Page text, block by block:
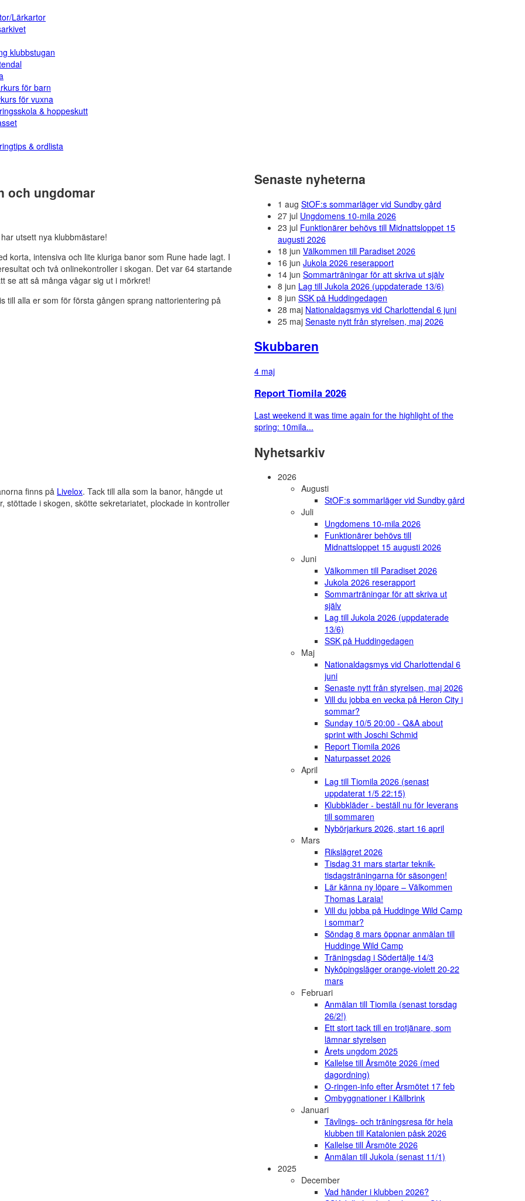
Lärkartor
klubbstugan
för barn
för vuxna
& hoppeskutt
& ordlista
och ungdomar
utsett nya klubbmästare!
korta, intensiva och lite kluriga banor som Rune hade lagt. I
och två onlinekontroller i skogan. Det var 64 startande
se att så många vågar sig ut i mörkret!
till alla er som för första gången sprang nattorientering på
finns på Livelox. Tack till alla som la banor, hängde ut
stöttade i skogen, skötte sekretariatet, plockade in kontroller
Senaste nyheterna
1 aug StOF:s sommarläger vid Sundby gård
27 jul Ungdomens 10-mila 2026
23 jul Funktionärer behövs till Midnattsloppet 15
augusti 2026
18 jun Välkommen till Paradiset 2026
16 jun Jukola 2026 reserapport
14 jun Sommarträningar för att skriva ut själv
8 jun Lag till Jukola 2026 (uppdaterade 13/6)
8 jun SSK på Huddingedagen
28 maj Nationaldagsmys vid Charlottendal 6 juni
25 maj Senaste nytt från styrelsen, maj 2026
Skubbaren
4 maj
Report Tiomila 2026
Last weekend it was time again for the highlight of the
spring: 10mila...
Nyhetsarkiv
2026
Augusti
StOF:s sommarläger vid Sundby gård
Juli
Ungdomens 10-mila 2026
Funktionärer behövs till
Midnattsloppet 15 augusti 2026
Juni
Välkommen till Paradiset 2026
Jukola 2026 reserapport
Sommarträningar för att skriva ut
själv
Lag till Jukola 2026 (uppdaterade
13/6)
SSK på Huddingedagen
Maj
Nationaldagsmys vid Charlottendal 6
juni
Senaste nytt från styrelsen, maj 2026
Vill du jobba en vecka på Heron City i
sommar?
Sunday 10/5 20:00 - Q&A about
sprint with Joschi Schmid
Report Tiomila 2026
Naturpasset 2026
April
Lag till Tiomila 2026 (senast
uppdaterat 1/5 22:15)
Klubbkläder - beställ nu för leverans
till sommaren
Nybörjarkurs 2026, start 16 april
Mars
Rikslägret 2026
Tisdag 31 mars startar teknik-
tisdagsträningarna för säsongen!
Lär känna ny löpare – Välkommen
Thomas Laraia!
Vill du jobba på Huddinge Wild Camp
i sommar?
Söndag 8 mars öppnar anmälan till
Huddinge Wild Camp
Träningsdag i Södertälje 14/3
Nyköpingsläger orange-violett 20-22
mars
Februari
Anmälan till Tiomila (senast torsdag
26/2!)
Ett stort tack till en trotjänare, som
lämnar styrelsen
Årets ungdom 2025
Kallelse till Årsmöte 2026 (med
dagordning)
O-ringen-info efter Årsmötet 17 feb
Ombyggnationer i Källbrink
Januari
Tävlings- och träningsresa för hela
klubben till Katalonien påsk 2026
Kallelse till Årsmöte 2026
Anmälan till Jukola (senast 11/1)
2025
December
Vad händer i klubben 2026?